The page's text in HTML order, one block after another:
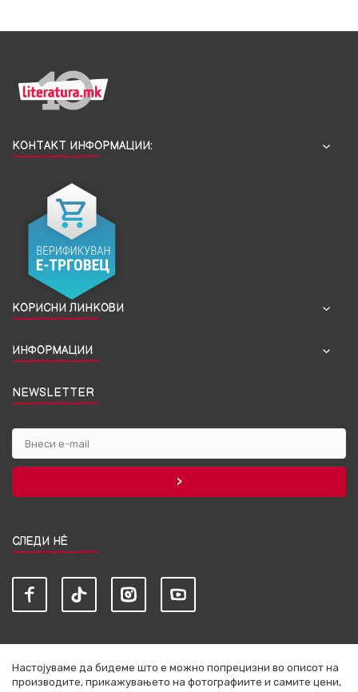
КОНТАКТ ИНФОРМАЦИИ:
КОРИСНИ ЛИНКОВИ
ИНФОРМАЦИИ
NEWSLETTER
СЛЕДИ НЀ
Настојуваме да бидеме што е можно попрецизни во описот на
производите, прикажувањето на фотографиите и самите цени,